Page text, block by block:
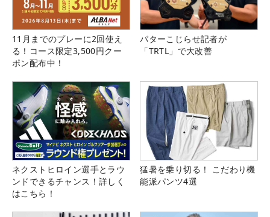
11月までのプレーに2回使え
る！コース限定3,500円クー
ポン配布中！
パターこじらせ記者が
「TRTL」で大改善
ネクストヒロイン選手とラウ
ンドできるチャンス！詳しく
はこちら！
猛暑を乗り切る！ こだわり機
能派パンツ4選